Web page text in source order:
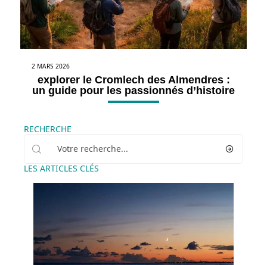
2 MARS 2026
explorer le Cromlech des Almendres :
un guide pour les passionnés d’histoire
RECHERCHE
LES ARTICLES CLÉS